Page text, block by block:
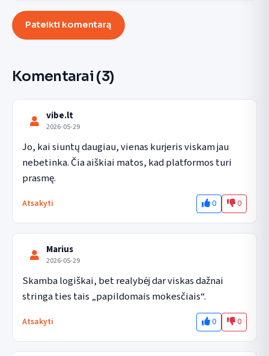
Pateikti komentarą
Komentarai (3)
vibe.lt
2026-05-29
Jo, kai siuntų daugiau, vienas kurjeris viskam jau
nebetinka. Čia aiškiai matos, kad platformos turi
prasmę.
Atsakyti 0 0
Marius
2026-05-29
Skamba logiškai, bet realybėj dar viskas dažnai
stringa ties tais „papildomais mokesčiais“.
Atsakyti 0 0